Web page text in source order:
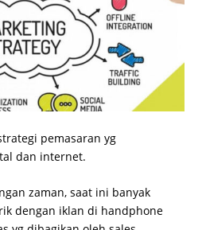
pemasaran yg
dan internet.
zaman, saat ini banyak
dengan iklan di handphone